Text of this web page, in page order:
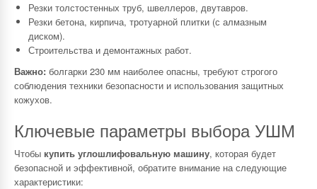
Резки толстостенных труб, швеллеров, двутавров.
Резки бетона, кирпича, тротуарной плитки (с алмазным
диском).
Строительства и демонтажных работ.
Важно: болгарки 230 мм наиболее опасны, требуют строгого
соблюдения техники безопасности и использования защитных
кожухов.
Ключевые параметры выбора УШМ
Чтобы купить углошлифовальную машину, которая будет
безопасной и эффективной, обратите внимание на следующие
характеристики: